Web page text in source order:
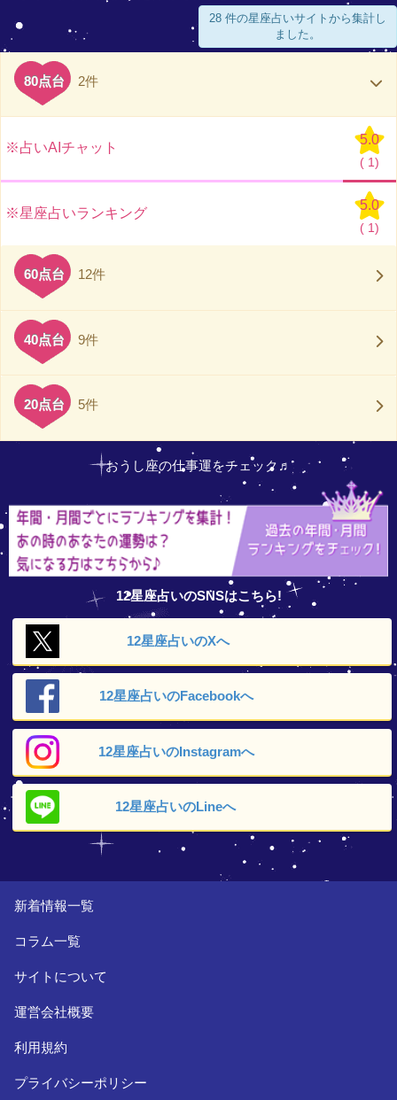
28 件の星座占いサイトから集計し
ました。
80点台 2件
※占いAIチャット
5.0
( 1)
※星座占いランキング
5.0
( 1)
60点台 12件
40点台 9件
20点台 5件
おうし座の仕事運をチェック♬
12星座占いのSNSはこちら!
12星座占いのXへ
12星座占いのFacebookへ
12星座占いのInstagramへ
12星座占いのLineへ
新着情報一覧
コラム一覧
サイトについて
運営会社概要
利用規約
プライバシーポリシー